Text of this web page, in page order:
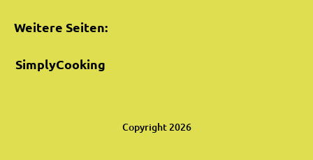
Weitere Seiten:
SimplyCooking
Copyright 2026